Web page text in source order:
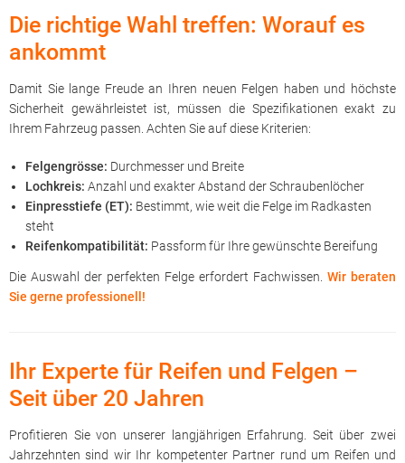
Die richtige Wahl treffen: Worauf es
ankommt
Damit Sie lange Freude an Ihren neuen Felgen haben und höchste
Sicherheit gewährleistet ist, müssen die Spezifikationen exakt zu
Ihrem Fahrzeug passen. Achten Sie auf diese Kriterien:
Felgengrösse: Durchmesser und Breite
Lochkreis: Anzahl und exakter Abstand der Schraubenlöcher
Einpresstiefe (ET): Bestimmt, wie weit die Felge im Radkasten
steht
Reifenkompatibilität: Passform für Ihre gewünschte Bereifung
Die Auswahl der perfekten Felge erfordert Fachwissen. Wir beraten
Sie gerne professionell!
Ihr Experte für Reifen und Felgen –
Seit über 20 Jahren
Profitieren Sie von unserer langjährigen Erfahrung. Seit über zwei
Jahrzehnten sind wir Ihr kompetenter Partner rund um Reifen und